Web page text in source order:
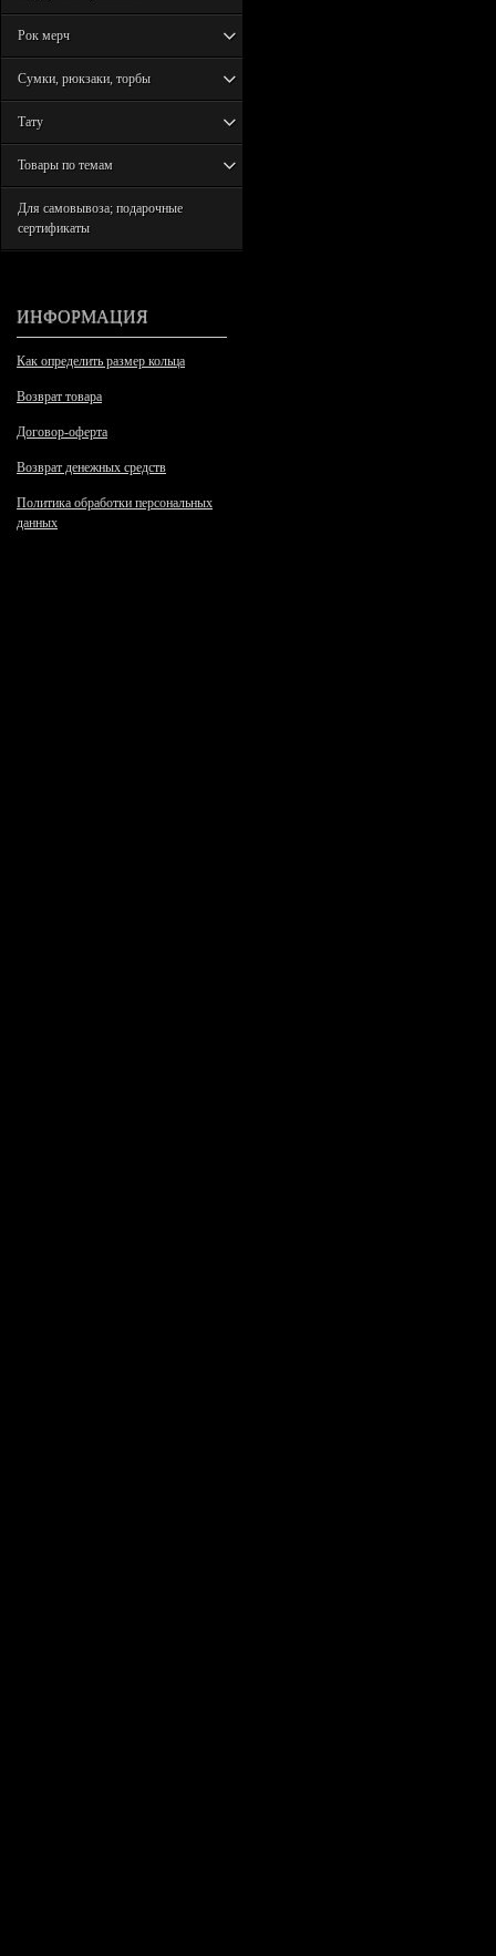
Рок мерч
Сумки, рюкзаки, торбы
Тату
Товары по темам
Для самовывоза; подарочные
сертификаты
ИНФОРМАЦИЯ
Как определить размер кольца
Возврат товара
Договор-оферта
Возврат денежных средств
Политика обработки персональных
данных